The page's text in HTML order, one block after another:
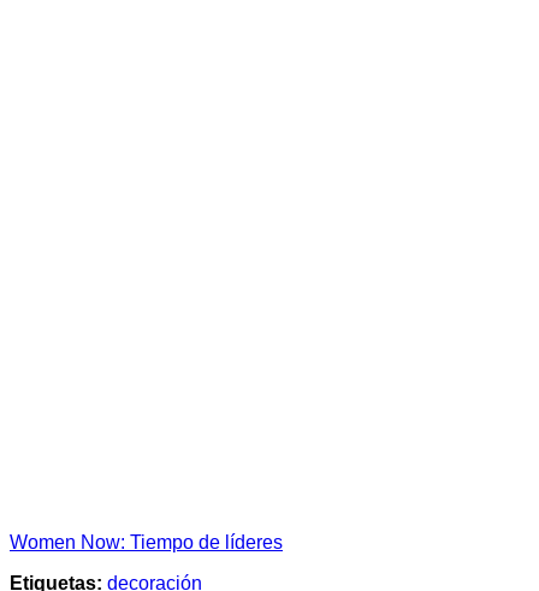
Women Now: Tiempo de líderes
Etiquetas: decoración